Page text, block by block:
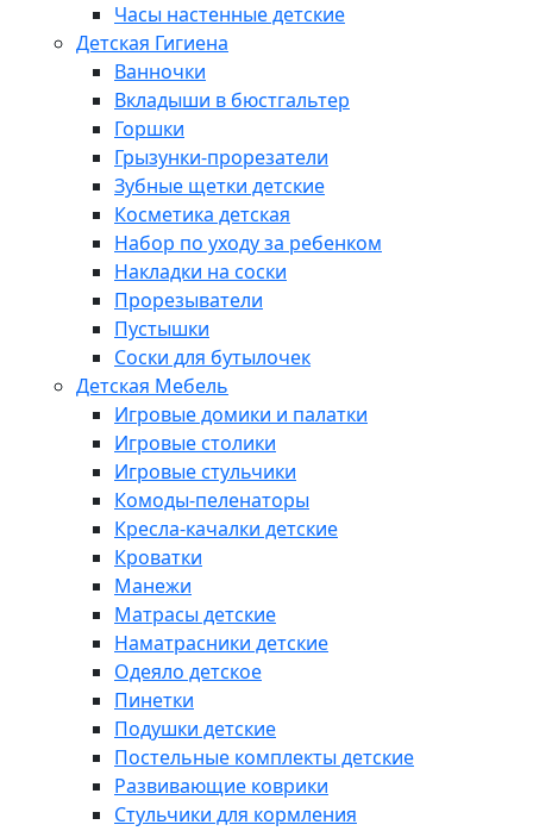
Часы настенные детские
Детская Гигиена
Ванночки
Вкладыши в бюстгальтер
Горшки
Грызунки-прорезатели
Зубные щетки детские
Косметика детская
Набор по уходу за ребенком
Накладки на соски
Прорезыватели
Пустышки
Соски для бутылочек
Детская Мебель
Игровые домики и палатки
Игровые столики
Игровые стульчики
Комоды-пеленаторы
Кресла-качалки детские
Кроватки
Манежи
Матрасы детские
Наматрасники детские
Одеяло детское
Пинетки
Подушки детские
Постельные комплекты детские
Развивающие коврики
Стульчики для кормления